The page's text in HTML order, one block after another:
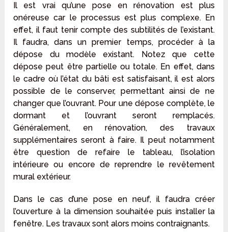
Il est vrai qu’une pose en rénovation est plus
onéreuse car le processus est plus complexe. En
effet, il faut tenir compte des subtilités de l’existant.
Il faudra, dans un premier temps, procéder à la
dépose du modèle existant. Notez que cette
dépose peut être partielle ou totale. En effet, dans
le cadre où l’état du bâti est satisfaisant, il est alors
possible de le conserver, permettant ainsi de ne
changer que l’ouvrant. Pour une dépose complète, le
dormant et l’ouvrant seront remplacés.
Généralement, en rénovation, des travaux
supplémentaires seront à faire. Il peut notamment
être question de refaire le tableau, l’isolation
intérieure ou encore de reprendre le revêtement
mural extérieur.
Dans le cas d’une pose en neuf, il faudra créer
l’ouverture à la dimension souhaitée puis installer la
fenêtre. Les travaux sont alors moins contraignants.